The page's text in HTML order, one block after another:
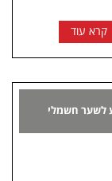
קרא עוד
לשער חשמלי